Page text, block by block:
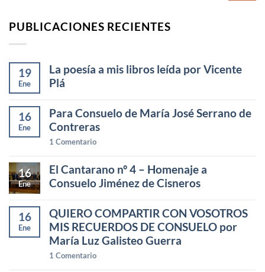
PUBLICACIONES RECIENTES
19
Ene
La poesía a mis libros leída por Vicente
Plá
16
Ene
Para Consuelo de María José Serrano de
Contreras
1 Comentario
16
Ene
El Cantarano nº 4 – Homenaje a
Consuelo Jiménez de Cisneros
16
Ene
QUIERO COMPARTIR CON VOSOTROS
MIS RECUERDOS DE CONSUELO por
María Luz Galisteo Guerra
1 Comentario